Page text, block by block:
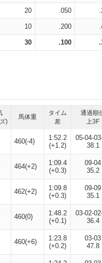
20 .050
10 .200
30 .100
)
馬体重
タイム
差
通過順
上3F
460(-4)
1:52.2
(+1.2)
05-04-
38.1
464(+2)
1:09.4
(+0.3)
09-04
35.2
462(+2)
1:09.8
(+0.3)
09-09
35.1
460(0)
1:48.2
(+0.1)
03-02-
36.4
460(+6)
1:23.8
(+0.2)
03-03
47.8